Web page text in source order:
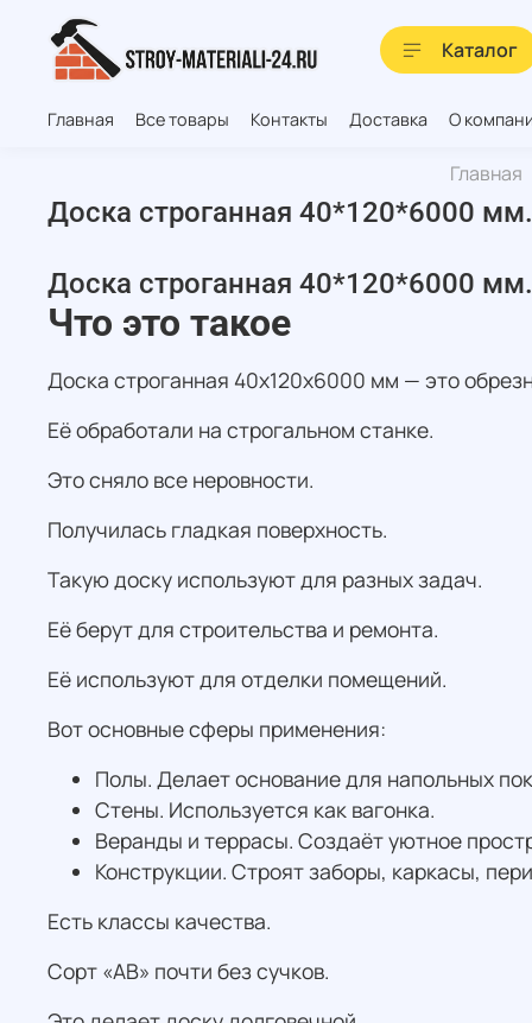
Каталог
Главная Все товары Контакты Доставка О
Главная
Доска строганная 40*120*6000
Доска строганная 40*120*6000
Что это такое
Доска строганная 40х120х6000 мм — это
Её обработали на строгальном станке.
Это сняло все неровности.
Получилась гладкая поверхность.
Такую доску используют для разных задач.
Её берут для строительства и ремонта.
Её используют для отделки помещений.
Вот основные сферы применения:
Полы. Делает основание для напольных
Стены. Используется как вагонка.
Веранды и террасы. Создаёт уютное
Конструкции. Строят заборы, каркасы,
Есть классы качества.
Сорт «АВ» почти без сучков.